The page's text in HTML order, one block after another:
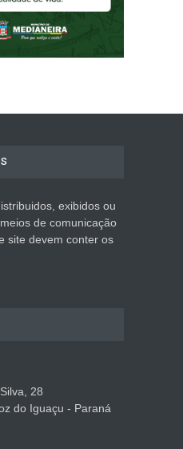
exibidos ou
de comunicação
site devem conter os
28
do Iguaçu - Paraná